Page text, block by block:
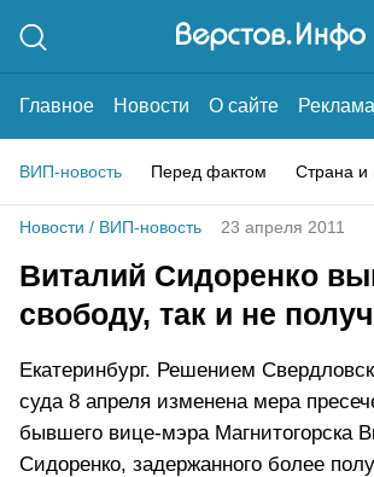
Главное Новости О сайте Реклама
ВИП-новость Перед фактом Страна и
Новости / ВИП-новость 23 апреля 2011
Виталий Сидоренко
свободу, так и не
Екатеринбург. Решением
суда 8 апреля изменена мера
бывшего вице-мэра Магнитогорска
Сидоренко, задержанного более